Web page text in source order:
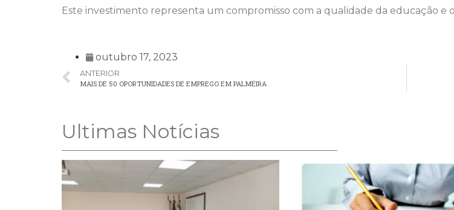
Este investimento representa um compromisso com a qualidade da educação e
outubro 17, 2023
ANTERIOR
MAIS DE 50 OPORTUNIDADES DE EMPREGO EM PALMEIRA
Ultimas Notícias